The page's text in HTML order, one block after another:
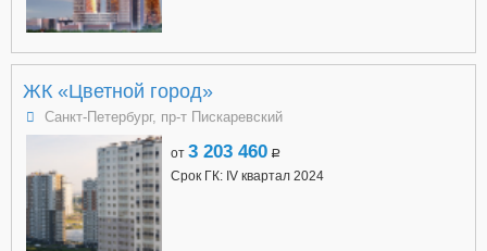
ЖК «Цветной город»
Санкт-Петербург, пр-т Пискаревский
от 3 203 460 a
Срок ГК: IV квартал 2024